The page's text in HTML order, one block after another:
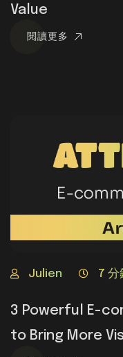
Value
閱讀更多
Julien 7 分
3 Powerful E-
to Bring More